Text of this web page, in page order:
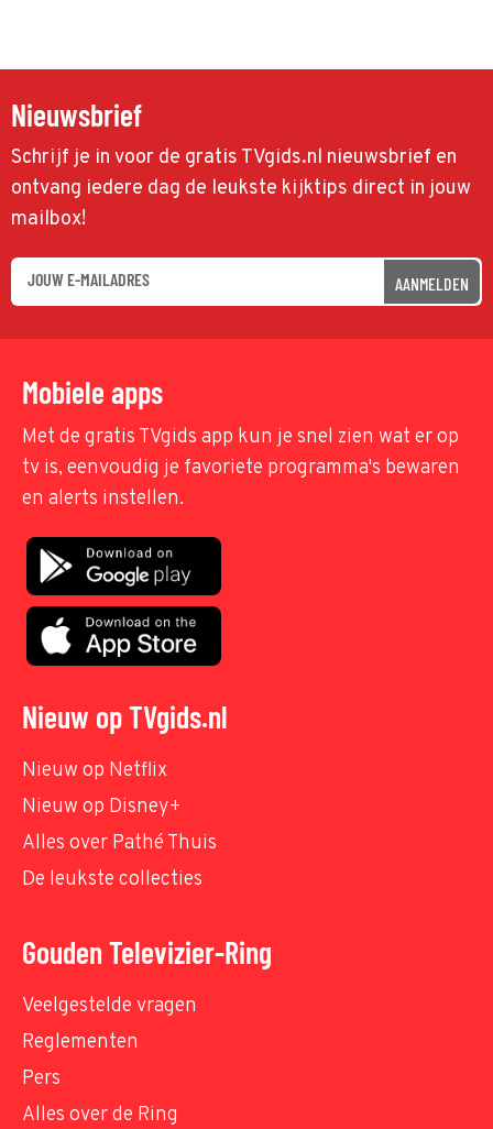
Nieuwsbrief
Schrijf je in voor de gratis TVgids.nl nieuwsbrief en
ontvang iedere dag de leukste kijktips direct in jouw
mailbox!
AANMELDEN
Mobiele apps
Met de gratis TVgids app kun je snel zien wat er op
tv is, eenvoudig je favoriete programma's bewaren
en alerts instellen.
Nieuw op TVgids.nl
Nieuw op Netflix
Nieuw op Disney+
Alles over Pathé Thuis
De leukste collecties
Gouden Televizier-Ring
Veelgestelde vragen
Reglementen
Pers
Alles over de Ring